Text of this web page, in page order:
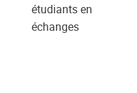
étudiants en
échanges